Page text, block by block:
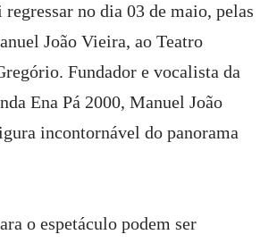
no dia 03 de maio, pelas
João Vieira, ao Teatro
Fundador e vocalista da
Ena Pá 2000, Manuel João
incontornável do panorama
o espetáculo podem ser